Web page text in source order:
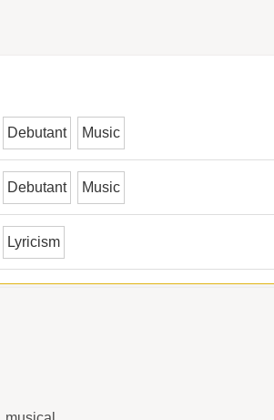
Debutant Music
Debutant Music
Lyricism